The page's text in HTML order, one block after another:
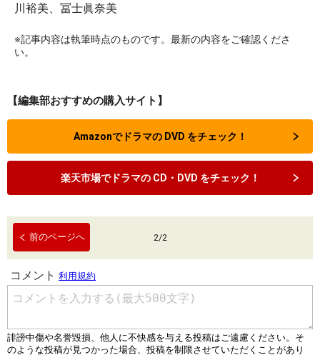
川裕美、冨士眞奈美
※記事内容は執筆時点のものです。最新の内容をご確認くださ
い。
【編集部おすすめの購入サイト】
Amazonでドラマの DVD をチェック！
楽天市場でドラマの CD・DVD をチェック！
前のページへ 2/2